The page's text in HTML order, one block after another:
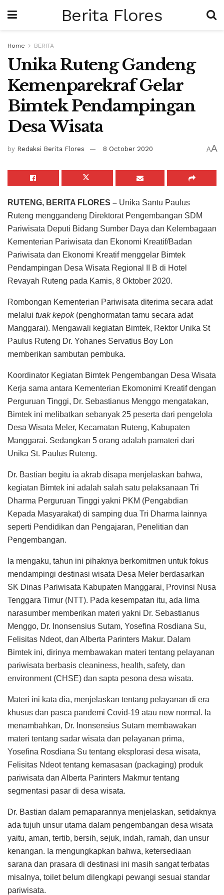
Berita Flores
Home BERITA
Unika Ruteng Gandeng
Kemenparekraf Gelar
Bimtek Pendampingan
Desa Wisata
by Redaksi Berita Flores 8 October 2020 AA
RUTENG, BERITA FLORES – Unika Santu Paulus
Ruteng menggandeng Direktorat Pengembangan SDM
Pariwisata Deputi Bidang Sumber Daya dan Kelembagaan
Kementerian Pariwisata dan Ekonomi Kreatif/Badan
Pariwisata dan Ekonomi Kreatif menggelar Bimtek
Pendampingan Desa Wisata Regional II B di Hotel
Revayah Ruteng pada Kamis, 8 Oktober 2020.
Rombongan Kementerian Pariwisata diterima secara adat
melalui tuak kepok(penghormatan tamu secara adat
Manggarai). Mengawali kegiatan Bimtek, Rektor Unika St
Paulus Ruteng Dr. Yohanes Servatius Boy Lon
memberikan sambutan pembuka.
Koordinator Kegiatan Bimtek Pengembangan Desa Wisata
Kerja sama antara Kementerian Ekomonimi Kreatif dengan
Perguruan Tinggi, Dr. Sebastianus Menggo mengatakan,
Bimtek ini melibatkan sebanyak 25 peserta dari pengelola
Desa Wisata Meler, Kecamatan Ruteng, Kabupaten
Manggarai. Sedangkan 5 orang adalah pamateri dari
Unika St. Paulus Ruteng.
Dr. Bastian begitu ia akrab disapa menjelaskan bahwa,
kegiatan Bimtek ini adalah salah satu pelaksanaan Tri
Dharma Perguruan Tinggi yakni PKM (Pengabdian
Kepada Masyarakat) di samping dua Tri Dharma lainnya
seperti Pendidikan dan Pengajaran, Penelitian dan
Pengembangan.
Ia mengaku, tahun ini pihaknya berkomitmen untuk fokus
mendampingi destinasi wisata Desa Meler berdasarkan
SK Dinas Pariwisata Kabupaten Manggarai, Provinsi Nusa
Tenggara Timur (NTT). Pada kesempatan itu, ada lima
narasumber memberikan materi yakni Dr. Sebastianus
Menggo, Dr. Inonsensius Sutam, Yosefina Rosdiana Su,
Felisitas Ndeot, dan Alberta Parinters Makur. Dalam
Bimtek ini, dirinya membawakan materi tentang pelayanan
pariwisata berbasis cleaniness, health, safety, dan
environment (CHSE) dan sapta pesona desa wisata.
Materi ini kata dia, menjelaskan tentang pelayanan di era
khusus dan pasca pandemi Covid-19 atau new normal. Ia
menambahkan, Dr. Inonsensius Sutam membawakan
materi tentang sadar wisata dan pelayanan prima,
Yosefina Rosdiana Su tentang eksplorasi desa wisata,
Felisitas Ndeot tentang kemasasan (packaging) produk
pariwisata dan Alberta Parinters Makmur tentang
segmentasi pasar di desa wisata.
Dr. Bastian dalam pemaparannya menjelaskan, setidaknya
ada tujuh unsur utama dalam pengembangan desa wisata
yaitu, aman, tertib, bersih, sejuk, indah, ramah, dan unsur
kenangan. Ia mengungkapkan bahwa, ketersediaan
sarana dan prasara di destinasi ini masih sangat terbatas
misalnya, toilet belum dilengkapi pewangi sesuai standar
pariwisata.